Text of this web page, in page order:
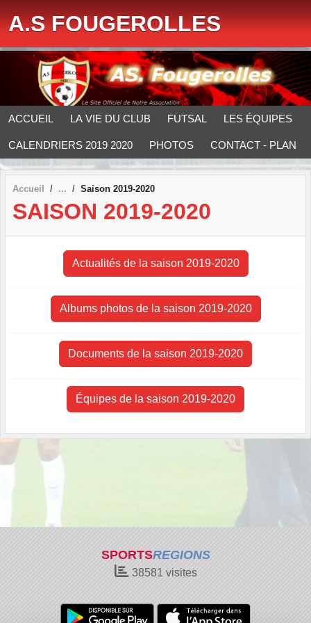
A.S FOUGEROLLES
ACCUEIL LA VIE DU CLUB FUTSAL LES ÉQUIPES
CALENDRIERS 2019 2020 PHOTOS CONTACT - PLAN
Accueil Saison 2019-2020
SAISON 2019-2020
Actualités de la saison 2019-2020
Albums photos de la saison 2019-2020
Documents de la saison 2019-2020
Équipes de la saison 2019-2020
SPORTSREGIONS
38581 visites